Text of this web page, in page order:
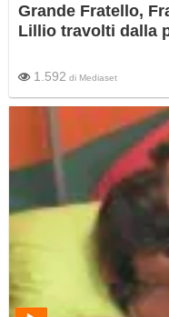
Grande Fratello,
Lillio travolti dalla
1.592 di Mediaset